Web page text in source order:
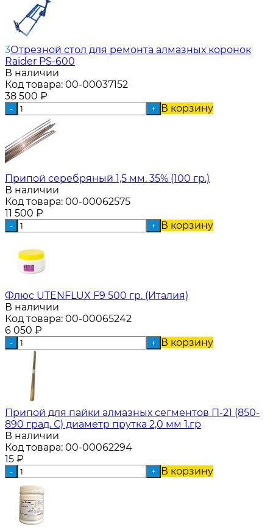
3Отрезной стол для ремонта алмазных коронок
Raider PS-600
В наличии
Код товара: 00-00037152
38 500 ₽
- + В корзину
Припой серебряный 1,5 мм. 35% (100 гр.)
В наличии
Код товара: 00-00062575
11 500 ₽
- + В корзину
Флюс UTENFLUX F9 500 гр. (Италия)
В наличии
Код товара: 00-00065242
6 050 ₽
- + В корзину
Припой для пайки алмазных сегментов П-21 (850-
890 град. С) диаметр прутка 2,0 мм 1.гр
В наличии
Код товара: 00-00062294
15 ₽
- + В корзину